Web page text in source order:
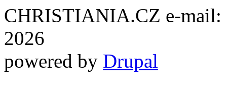
CHRISTIANIA.CZ e-mail:
2026
powered by Drupal